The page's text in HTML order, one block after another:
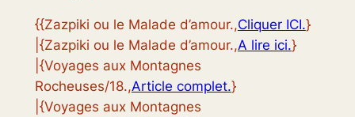
{{Zazpiki ou le Malade d’amour.,Cliquer ICI.}
|{Zazpiki ou le Malade d’amour.,A lire ici.}
|{Voyages aux Montagnes
Rocheuses/18.,Article complet.}
|{Voyages aux Montagnes